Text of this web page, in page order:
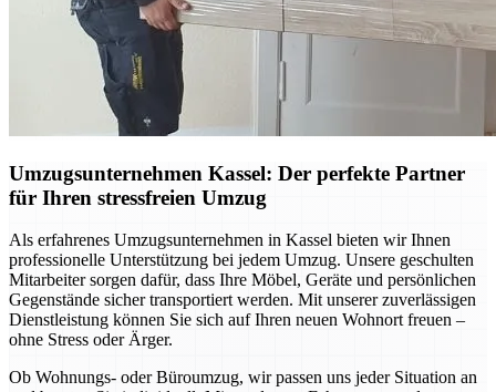
Umzugsunternehmen Kassel: Der perfekte Partner
für Ihren stressfreien Umzug
Als erfahrenes Umzugsunternehmen in Kassel bieten wir Ihnen
professionelle Unterstützung bei jedem Umzug. Unsere geschulten
Mitarbeiter sorgen dafür, dass Ihre Möbel, Geräte und persönlichen
Gegenstände sicher transportiert werden. Mit unserer zuverlässigen
Dienstleistung können Sie sich auf Ihren neuen Wohnort freuen –
ohne Stress oder Ärger.
Ob Wohnungs- oder Büroumzug, wir passen uns jeder Situation an